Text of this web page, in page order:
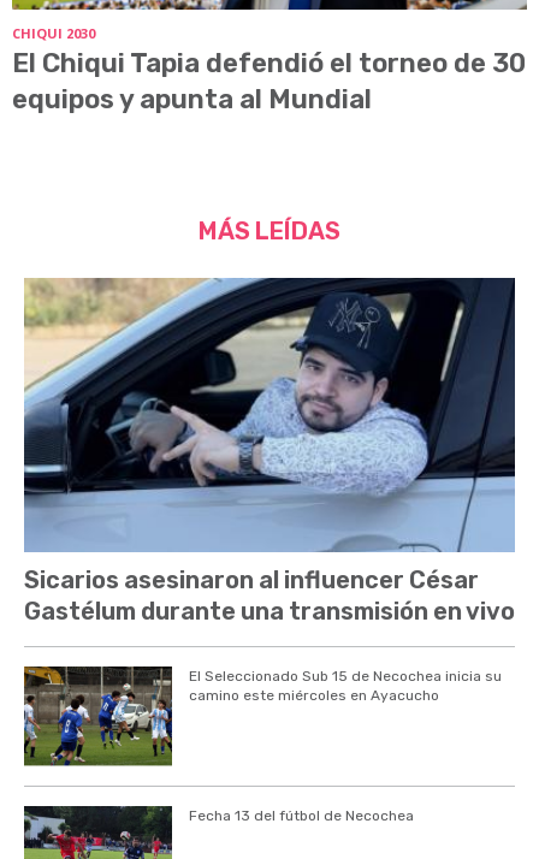
CHIQUI 2030
El Chiqui Tapia defendió el torneo de 30
equipos y apunta al Mundial
MÁS LEÍDAS
Sicarios asesinaron al influencer César
Gastélum durante una transmisión en vivo
El Seleccionado Sub 15 de Necochea inicia su
camino este miércoles en Ayacucho
Fecha 13 del fútbol de Necochea